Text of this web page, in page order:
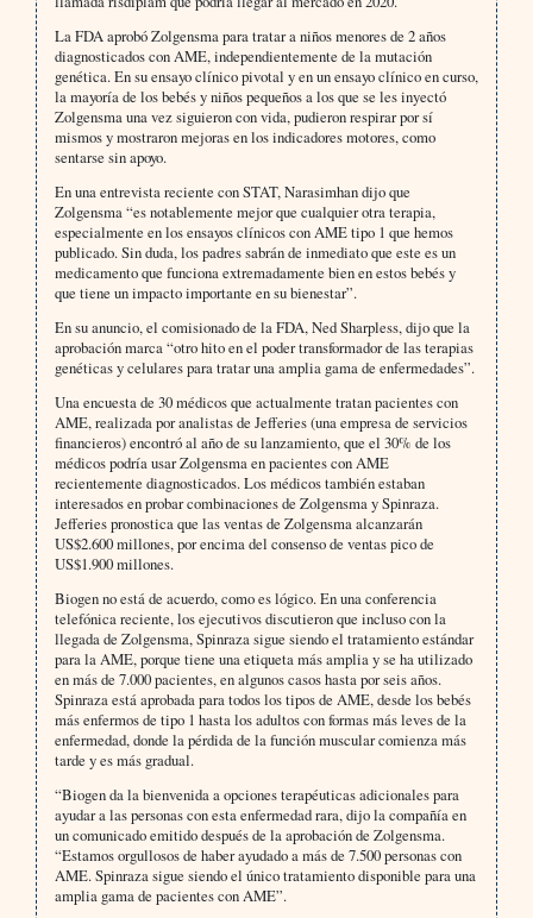
La FDA aprobó Zolgensma para tratar a niños menores de 2 años
diagnosticados con AME, independientemente de la mutación
genética. En su ensayo clínico pivotal y en un ensayo clínico en curso,
la mayoría de los bebés y niños pequeños a los que se les inyectó
Zolgensma una vez siguieron con vida, pudieron respirar por sí
mismos y mostraron mejoras en los indicadores motores, como
sentarse sin apoyo.
En una entrevista reciente con STAT, Narasimhan dijo que
Zolgensma “es notablemente mejor que cualquier otra terapia,
especialmente en los ensayos clínicos con AME tipo 1 que hemos
publicado. Sin duda, los padres sabrán de inmediato que este es un
medicamento que funciona extremadamente bien en estos bebés y
que tiene un impacto importante en su bienestar”.
En su anuncio, el comisionado de la FDA, Ned Sharpless, dijo que la
aprobación marca “otro hito en el poder transformador de las terapias
genéticas y celulares para tratar una amplia gama de enfermedades”.
Una encuesta de 30 médicos que actualmente tratan pacientes con
AME, realizada por analistas de Jefferies (una empresa de servicios
financieros) encontró al año de su lanzamiento, que el 30% de los
médicos podría usar Zolgensma en pacientes con AME
recientemente diagnosticados. Los médicos también estaban
interesados en probar combinaciones de Zolgensma y Spinraza.
Jefferies pronostica que las ventas de Zolgensma alcanzarán
US$2.600 millones, por encima del consenso de ventas pico de
US$1.900 millones.
Biogen no está de acuerdo, como es lógico. En una conferencia
telefónica reciente, los ejecutivos discutieron que incluso con la
llegada de Zolgensma, Spinraza sigue siendo el tratamiento estándar
para la AME, porque tiene una etiqueta más amplia y se ha utilizado
en más de 7.000 pacientes, en algunos casos hasta por seis años.
Spinraza está aprobada para todos los tipos de AME, desde los bebés
más enfermos de tipo 1 hasta los adultos con formas más leves de la
enfermedad, donde la pérdida de la función muscular comienza más
tarde y es más gradual.
“Biogen da la bienvenida a opciones terapéuticas adicionales para
ayudar a las personas con esta enfermedad rara, dijo la compañía en
un comunicado emitido después de la aprobación de Zolgensma.
“Estamos orgullosos de haber ayudado a más de 7.500 personas con
AME. Spinraza sigue siendo el único tratamiento disponible para una
amplia gama de pacientes con AME”.